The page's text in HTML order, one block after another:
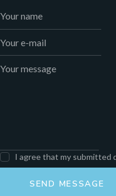
I agree that my submitted
SEND MESSAGE